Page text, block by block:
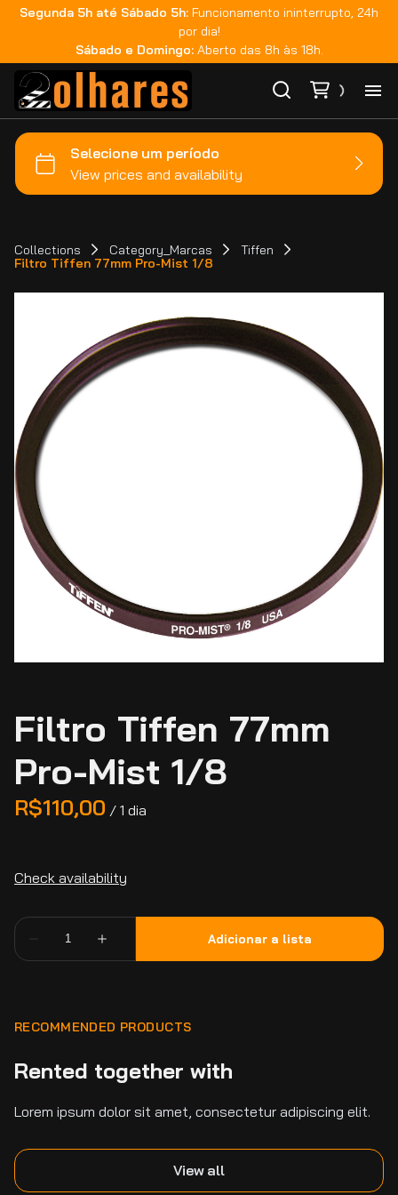
Segunda 5h até Sábado 5h: Funcionamento ininterrupto, 24h
por dia!
Sábado e Domingo: Aberto das 8h às 18h.
Collections Category_Marcas
Tiffen
Filtro Tiffen 77mm Pro-Mist 1/8
Filtro Tiffen 77mm
Pro-Mist 1/8
/
RECOMMENDED PRODUCTS
Rented together with
Lorem ipsum dolor sit amet, consectetur adipiscing elit.
View all